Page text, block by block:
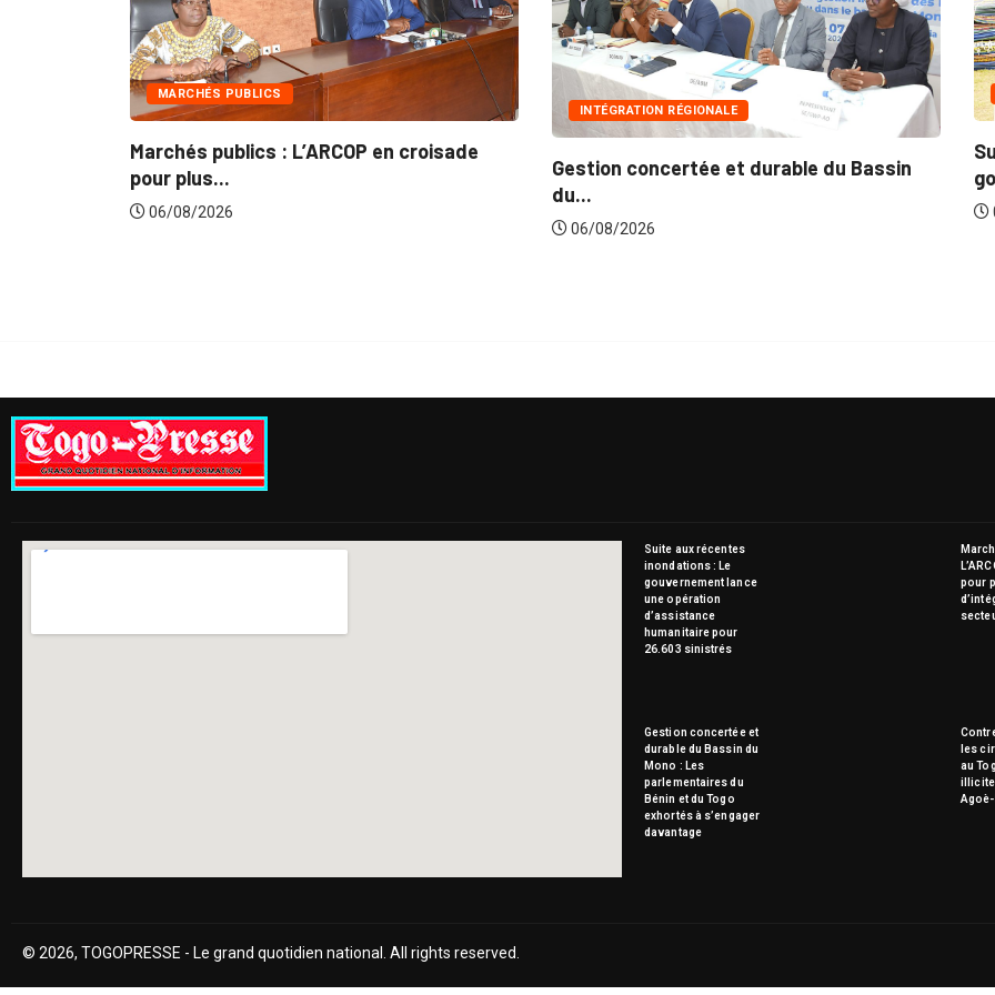
INTÉGRATION RÉGIONALE
Gestion concertée et durable du Bassin
INNONDATIONS
gouvernement lance...
Suite aux récentes
inondations : Le
gouvernement lance
une opération
d’assistance
humanitaire pour
26.603 sinistrés
pour
Gestion concertée et
durable du Bassin du
Mono : Les
parlementaires du
Bénin et du Togo
exhortés à s’engager
davantage
les
au
© 2026, TOGOPRESSE - Le grand quotidien national. All rights reserved.